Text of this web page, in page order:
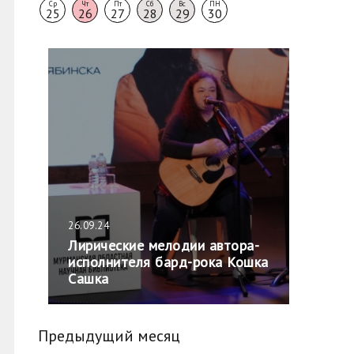
Ср
25
Чт
26
Пт
27
Сб
28
Вс
29
ПН
30
26.09.24
Лирические мелодии автора-
исполнителя бард-рока Кошка
Сашка
Предыдущий месяц